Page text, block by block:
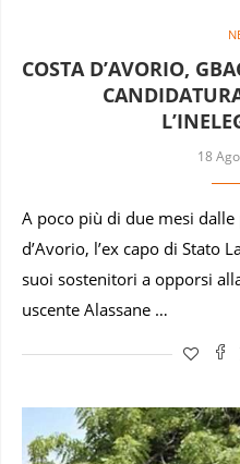
COSTA D’AVORIO,
18
A poco più di due mesi
d’Avorio, l’ex capo di Stato
suoi sostenitori a opporsi
uscente Alassane …